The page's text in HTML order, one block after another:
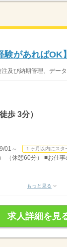
験があればOK
及び納期管理、デー
歩 3分）
01～ １ヶ月以内にスタ
（休憩60分） ■お仕
もっと見る
求人詳細を見